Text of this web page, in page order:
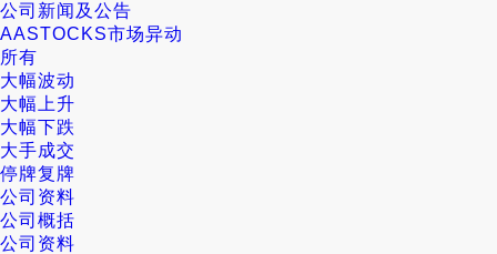
公司新闻及公告
AASTOCKS市场异动
所有
大幅波动
大幅上升
大幅下跌
大手成交
停牌复牌
公司资料
公司概括
公司资料